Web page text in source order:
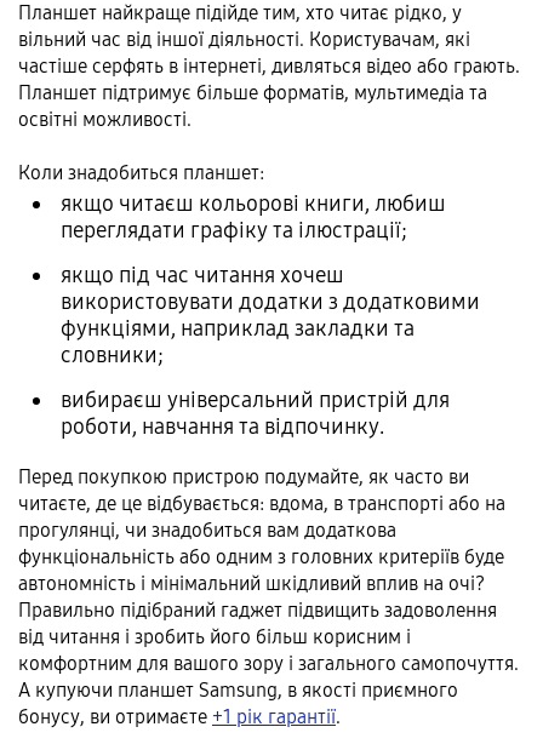
Планшет найкраще підійде тим, хто читає рідко, у
вільний час від іншої діяльності. Користувачам, які
частіше серфять в інтернеті, дивляться відео або грають.
Планшет підтримує більше форматів, мультимедіа та
освітні можливості.
Коли знадобиться планшет:
якщо читаєш кольорові книги, любиш
переглядати графіку та ілюстрації;
якщо під час читання хочеш
використовувати додатки з додатковими
функціями, наприклад закладки та
словники;
вибираєш універсальний пристрій для
роботи, навчання та відпочинку.
Перед покупкою пристрою подумайте, як часто ви
читаєте, де це відбувається: вдома, в транспорті або на
прогулянці, чи знадобиться вам додаткова
функціональність або одним з головних критеріїв буде
автономність і мінімальний шкідливий вплив на очі?
Правильно підібраний гаджет підвищить задоволення
від читання і зробить його більш корисним і
комфортним для вашого зору і загального самопочуття.
А купуючи планшет Samsung, в якості приємного
бонусу, ви отримаєте +1 рік гарантії.